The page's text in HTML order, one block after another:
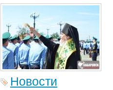
Новости